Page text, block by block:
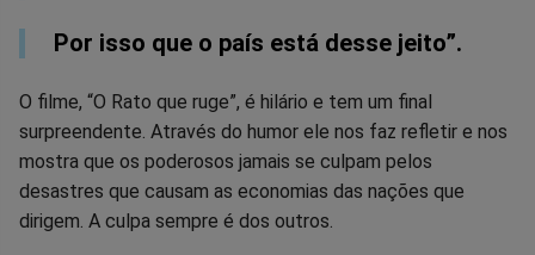
Por isso que o país está desse jeito”.
O filme, “O Rato que ruge”, é hilário e tem um final
surpreendente. Através do humor ele nos faz refletir e nos
mostra que os poderosos jamais se culpam pelos
desastres que causam as economias das nações que
dirigem. A culpa sempre é dos outros.